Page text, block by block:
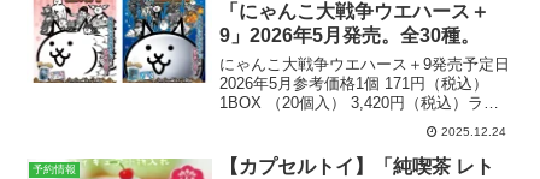
「にゃんこ大戦争ウエハース＋
9」2026年5月発売。全30種。
にゃんこ大戦争ウエハース＋9発売予定日
2026年5月参考価格1個 171円（税込）
1BOX （20個入） 3,420円（税込）ライ
ンナップ全30種メーカーバンダイ〉楽天
市場で予約する商品解説2025年11月にア
プリ13周年を迎えた「にゃんこ...
2025.12.24
予約情報
【カプセルトイ】「純喫茶 レト